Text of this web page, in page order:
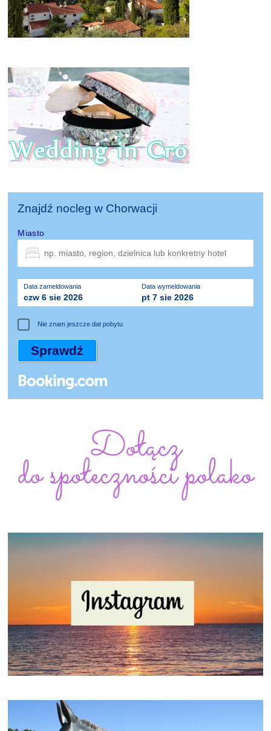
Znajdź nocleg w Chorwacji
Miasto
Data zameldowania
czw 6 sie 2026
Data wymeldowania
pt 7 sie 2026
Nie znam jeszcze dat pobytu